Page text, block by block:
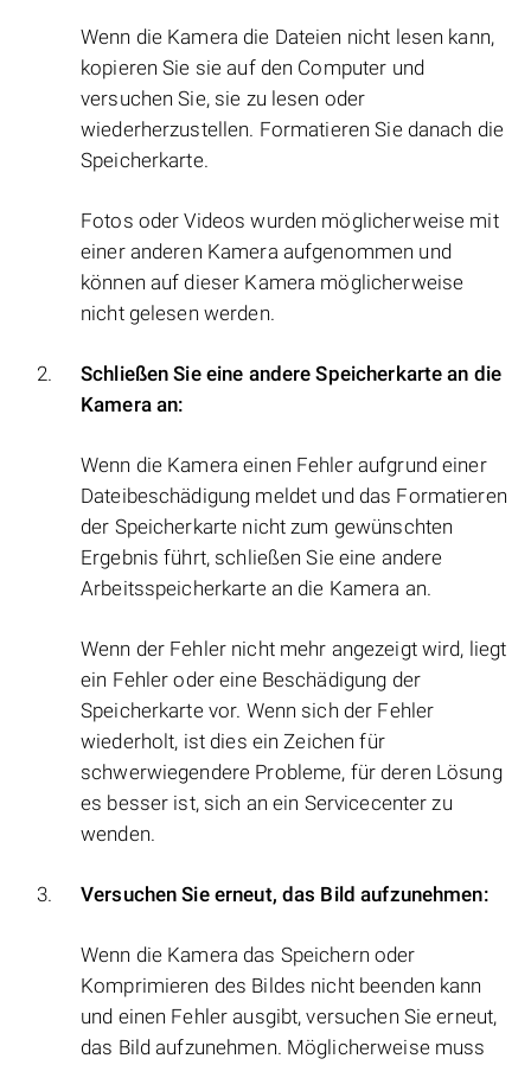
Wenn die Kamera die Dateien nicht lesen kann,
kopieren Sie sie auf den Computer und
versuchen Sie, sie zu lesen oder
wiederherzustellen. Formatieren Sie danach die
Speicherkarte.
Fotos oder Videos wurden möglicherweise mit
einer anderen Kamera aufgenommen und
können auf dieser Kamera möglicherweise
nicht gelesen werden.
Schließen Sie eine andere Speicherkarte an die
Kamera an:
Wenn die Kamera einen Fehler aufgrund einer
Dateibeschädigung meldet und das Formatieren
der Speicherkarte nicht zum gewünschten
Ergebnis führt, schließen Sie eine andere
Arbeitsspeicherkarte an die Kamera an.
Wenn der Fehler nicht mehr angezeigt wird, liegt
ein Fehler oder eine Beschädigung der
Speicherkarte vor. Wenn sich der Fehler
wiederholt, ist dies ein Zeichen für
schwerwiegendere Probleme, für deren Lösung
es besser ist, sich an ein Servicecenter zu
wenden.
Versuchen Sie erneut, das Bild aufzunehmen:
Wenn die Kamera das Speichern oder
Komprimieren des Bildes nicht beenden kann
und einen Fehler ausgibt, versuchen Sie erneut,
das Bild aufzunehmen. Möglicherweise muss